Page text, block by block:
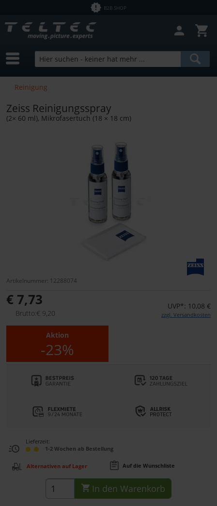
B2B SHOP
Reinigung
Zeiss Reinigungsspray
(2× 60 ml), Mikrofasertuch (18 × 18 cm)
Artikelnummer: 12288074
€ 7,73
Brutto:€ 9,20
UVP*: 10,08 €
zzgl. Versandkosten
Aktion
-23%
Lieferzeit:
1-2 Wochen ab Bestellung
Alternativen auf Lager Auf die Wunschliste
In den Warenkorb
Sofort lieferbar
Hersteller
von0,60 € bis